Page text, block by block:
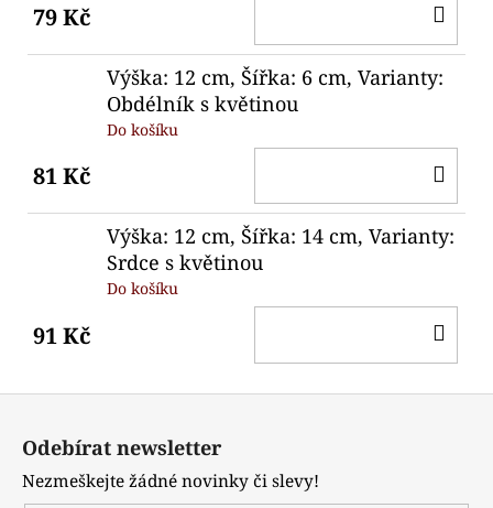
79 Kč
Výška: 12 cm, Šířka: 6 cm, Varianty:
Obdélník s květinou
Do košíku
81 Kč
Výška: 12 cm, Šířka: 14 cm, Varianty:
Srdce s květinou
Do košíku
91 Kč
Z
Odebírat newsletter
Nezmeškejte žádné novinky či slevy!